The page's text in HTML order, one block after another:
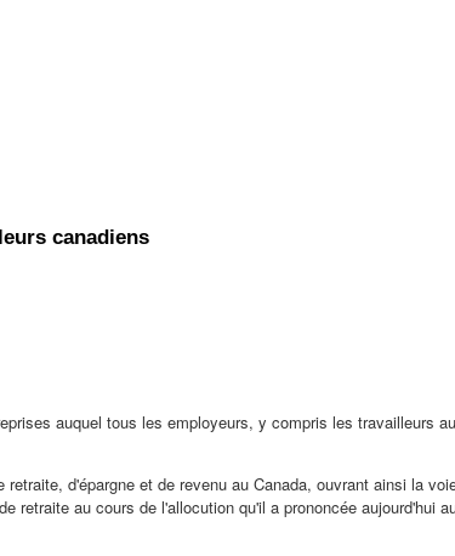
canadiens
auquel tous les employeurs, y compris les travailleurs
d'épargne et de revenu au Canada, ouvrant ainsi la
retraite au cours de l'allocution qu'il a prononcée aujourd'hui